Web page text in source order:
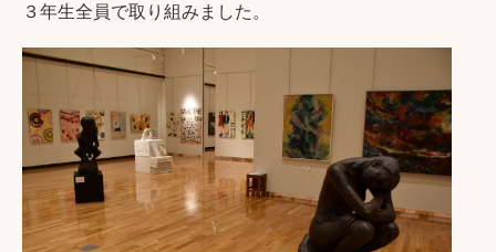
３年生全員で取り組みました。